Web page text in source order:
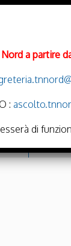
a partire
:
di